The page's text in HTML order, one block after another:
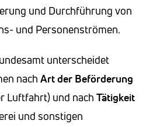
und Durchführung von
und Personenströmen.
unterscheidet
nach Art der Beförderung
Luftfahrt) und nach Tätigkeit
und sonstigen